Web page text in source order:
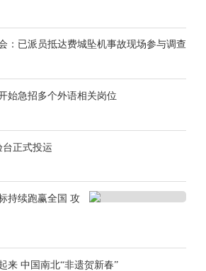
：已派员抵达费城坠机事故现场参与调查
始急招多个外语相关岗位
台正式投运
持续跑赢全国 攻
来 中国南北“非遗贺新春”